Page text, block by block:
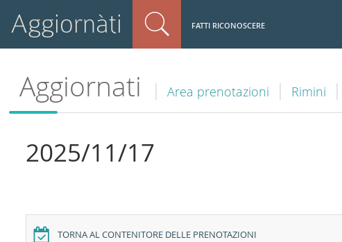
Aggiornàti FATTI RICONOSCERE
Aggiornati Area prenotazioni Rimini
2025/11/17
TORNA AL CONTENITORE DELLE PRENOTAZIONI